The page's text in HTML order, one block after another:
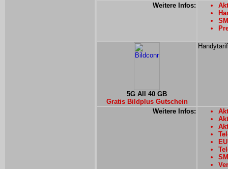
Weitere Infos:
5G All 40 GB
Gratis Bildplus Gutschein
Weitere Infos: